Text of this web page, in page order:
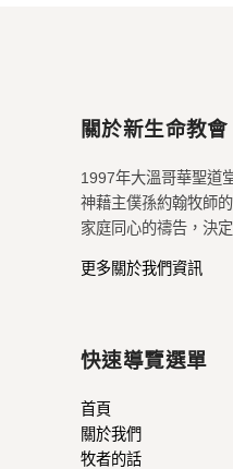
關於新生命教會
1997年大溫哥華聖道
神藉主僕孫約翰牧師
家庭同心的禱告，決
更多關於我們資訊
快速導覽選單
首頁
關於我們
牧者的話